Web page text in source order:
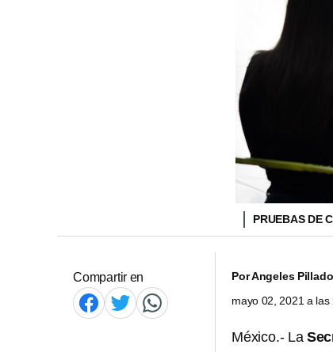
PRUEBAS DE
Compartir en PorAngeles Pillado
mayo 02, 2021 a
México.- La